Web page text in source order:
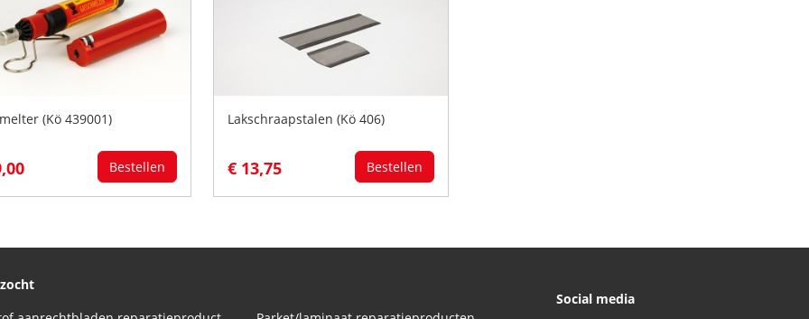
(Kö 439001)
Bestellen
Lakschraapstalen (Kö 406)
€ 13,75 Bestellen
Social media